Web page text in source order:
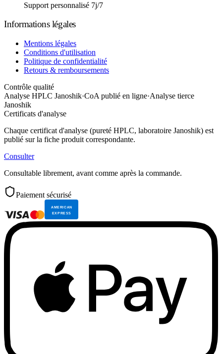
Support personnalisé 7j/7
Informations légales
Mentions légales
Conditions d'utilisation
Politique de confidentialité
Retours & remboursements
Contrôle qualité
Analyse HPLC Janoshik·CoA publié en ligne·Analyse tierce
Janoshik
Certificats d'analyse
Chaque certificat d'analyse (pureté HPLC, laboratoire Janoshik) est
publié sur la fiche produit correspondante.
Consulter
Consultable librement, avant comme après la commande.
Paiement sécurisé